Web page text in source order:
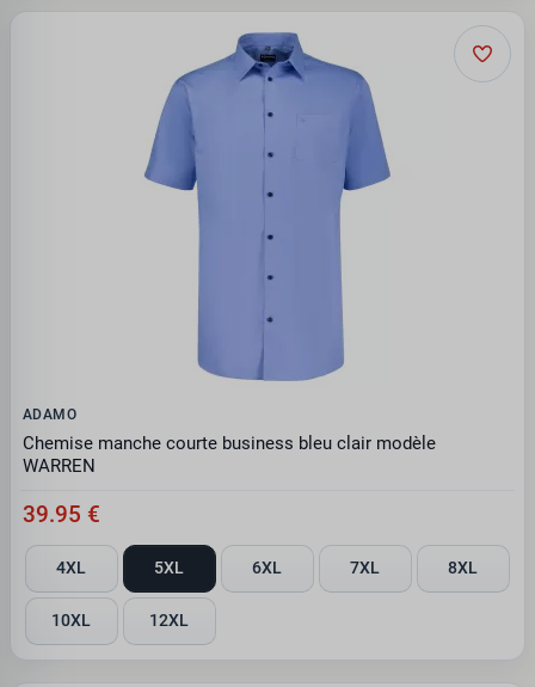
ADAMO
Chemise manche courte business bleu clair modèle
WARREN
39.95 €
4XL 5XL 6XL 7XL 8XL
10XL 12XL